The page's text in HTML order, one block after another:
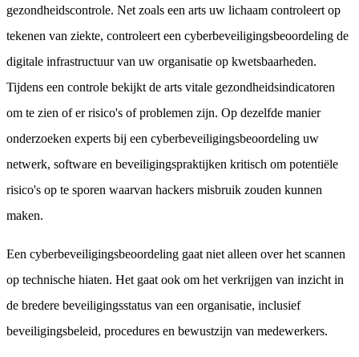
gezondheidscontrole. Net zoals een arts uw lichaam controleert op
tekenen van ziekte, controleert een cyberbeveiligingsbeoordeling de
digitale infrastructuur van uw organisatie op kwetsbaarheden.
Tijdens een controle bekijkt de arts vitale gezondheidsindicatoren
om te zien of er risico's of problemen zijn. Op dezelfde manier
onderzoeken experts bij een cyberbeveiligingsbeoordeling uw
netwerk, software en beveiligingspraktijken kritisch om potentiële
risico's op te sporen waarvan hackers misbruik zouden kunnen
maken.
Een cyberbeveiligingsbeoordeling gaat niet alleen over het scannen
op technische hiaten. Het gaat ook om het verkrijgen van inzicht in
de bredere beveiligingsstatus van een organisatie, inclusief
beveiligingsbeleid, procedures en bewustzijn van medewerkers.